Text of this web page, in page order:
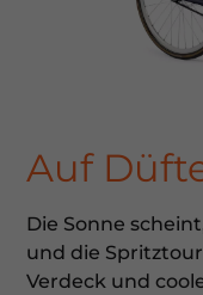
Auf
Die Sonne
und die
Verdeck und